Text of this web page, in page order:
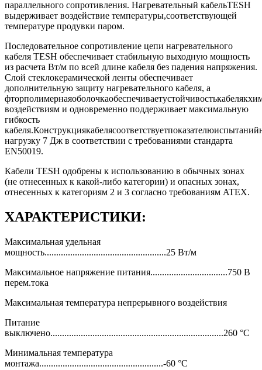
параллельного сопротивления. Нагревательный кабельTESH
выдерживает воздействие температуры,соответствующей
температуре продувки паром.
Последовательное сопротивление цепи нагревательного
кабеля TESH обеспечивает стабильную выходную мощность
из расчета Вт/м по всей длине кабеля без падения напряжения.
Слой стеклокерамической ленты обеспечивает
дополнительную защиту нагревательного кабеля, а
воздействиям и одновременно поддерживает максимальную
гибкость
нагрузку 7 Дж в соответствии с требованиями стандарта
EN50019.
Кабели TESH одобрены к использованию в обычных зонах
(не отнесенных к какой-либо категории) и опасных зонах,
отнесенных к категориям 2 и 3 согласно требованиям ATEX.
ХАРАКТЕРИСТИКИ:
Максимальная удельная
мощность....................................................25 Вт/м
Максимальное напряжение питания.................................750 В
перем.тока
Максимальная температура непрерывного воздействия
Питание
выключено..........................................................................260 °C
Минимальная температура
монтажа.....................................................-60 °C